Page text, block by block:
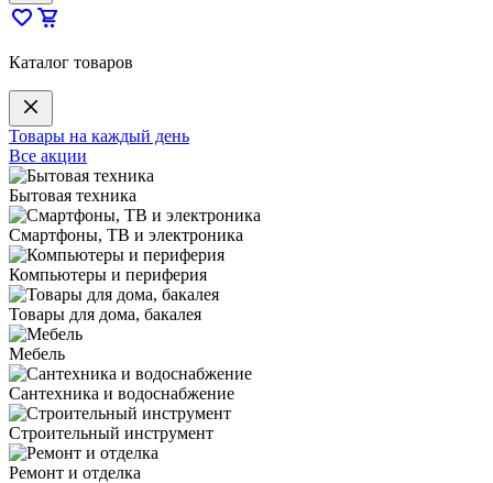
Каталог товаров
Товары на каждый день
Все акции
Бытовая техника
Смартфоны, ТВ и электроника
Компьютеры и периферия
Товары для дома, бакалея
Мебель
Сантехника и водоснабжение
Строительный инструмент
Ремонт и отделка